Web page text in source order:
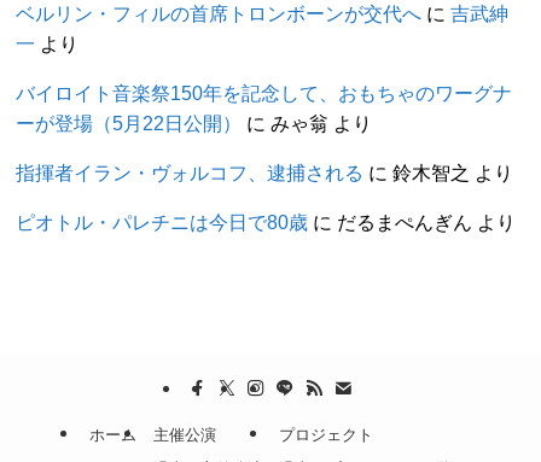
ベルリン・フィルの首席トロンボーンが交代へ に吉武紳
一 より
バイロイト音楽祭150年を記念して、おもちゃのワーグナ
ーが登場（5月22日公開）
にみゃ翁 より
指揮者イラン・ヴォルコフ、逮捕される に鈴木智之 より
ピオトル・パレチニは今日で80歳 に だるまぺんぎん より
ホーム
主催公演
プロジェクト